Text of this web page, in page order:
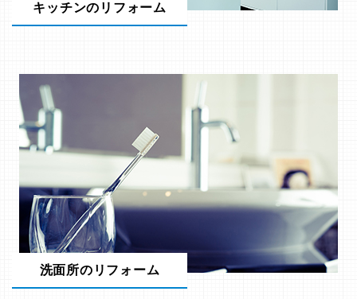
キッチンのリフォーム
洗面所のリフォーム